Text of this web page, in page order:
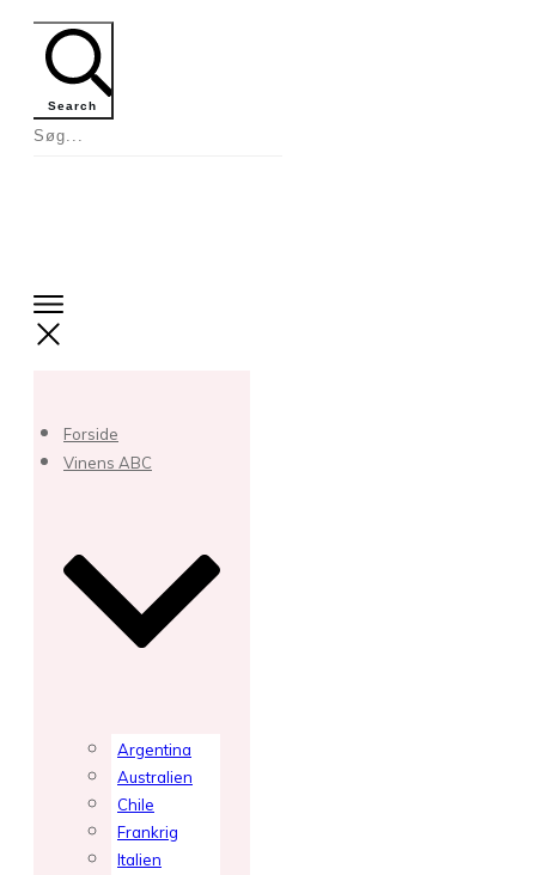
Search
Forside
Vinens ABC
Argentina
Australien
Chile
Frankrig
Italien